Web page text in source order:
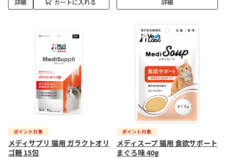
詳細 カートに入れる 詳細
メディサプリ 猫用 ガラクトオリ
ゴ糖 15包
メディスープ 猫用 食欲サポート
まぐろ味 40g